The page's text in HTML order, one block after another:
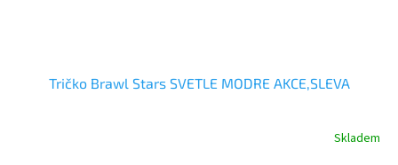
Tričko Brawl Stars SVETLE MODRE AKCE,SLEVA
Skladem